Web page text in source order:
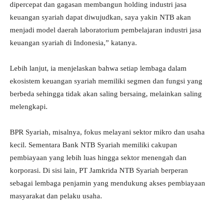
dipercepat dan gagasan membangun holding industri jasa
keuangan syariah dapat diwujudkan, saya yakin NTB akan
menjadi model daerah laboratorium pembelajaran industri jasa
keuangan syariah di Indonesia,” katanya.
Lebih lanjut, ia menjelaskan bahwa setiap lembaga dalam
ekosistem keuangan syariah memiliki segmen dan fungsi yang
berbeda sehingga tidak akan saling bersaing, melainkan saling
melengkapi.
BPR Syariah, misalnya, fokus melayani sektor mikro dan usaha
kecil. Sementara Bank NTB Syariah memiliki cakupan
pembiayaan yang lebih luas hingga sektor menengah dan
korporasi. Di sisi lain, PT Jamkrida NTB Syariah berperan
sebagai lembaga penjamin yang mendukung akses pembiayaan
masyarakat dan pelaku usaha.